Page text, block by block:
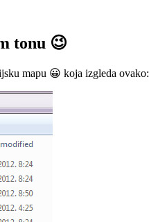
tonu 😉
mapu 😀 koja izgleda ovako: